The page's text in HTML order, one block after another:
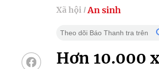
Xã hội / An sinh
Theo dõi Báo Thanh tra trên
Hơn 10.000